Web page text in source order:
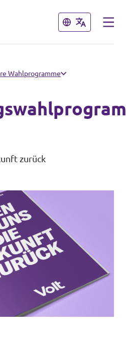
Schließen
Shop
Schließen
Wahlprogramme
zurück